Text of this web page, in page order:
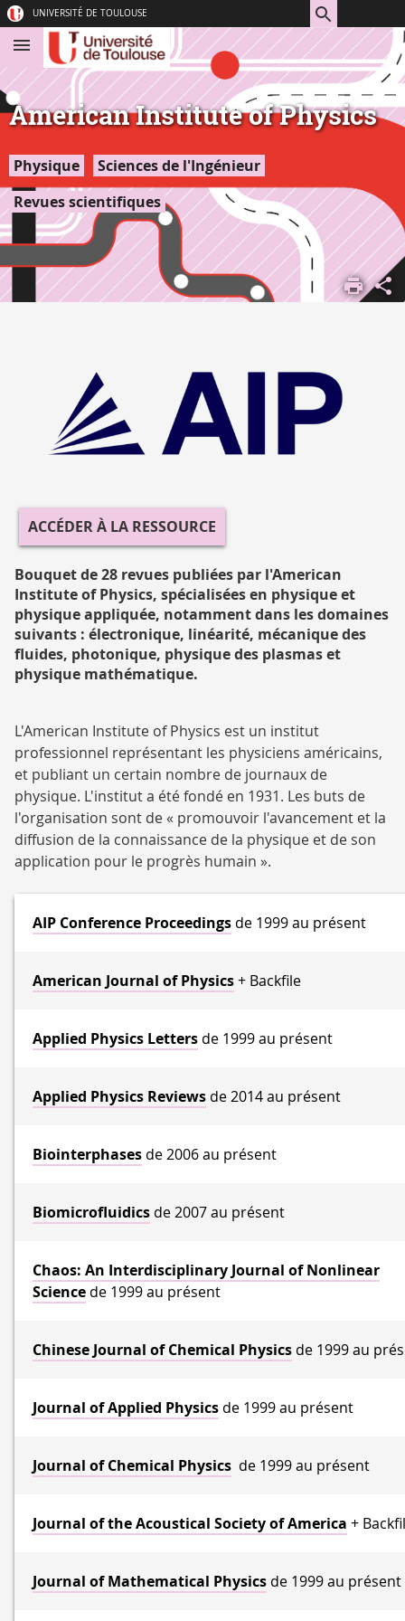
au
contenu
directs
UNIVERSITÉ DE TOULOUSE
American Institute of Physics
Physique
Sciences de l'Ingénieur
Revues scientifiques
ACCUEIL
DOCUMENTATION
AIP
ACCÉDER À LA RESSOURCE
Bouquet de 28 revues publiées par l'American
Institute of Physics, spécialisées en physique et
physique appliquée, notamment dans les domaines
suivants : électronique, linéarité, mécanique des
fluides, photonique, physique des plasmas et
physique mathématique.
L'American Institute of Physics est un institut
professionnel représentant les physiciens américains,
et publiant un certain nombre de journaux de
physique. L'institut a été fondé en 1931. Les buts de
l'organisation sont de « promouvoir l'avancement et la
diffusion de la connaissance de la physique et de son
application pour le progrès humain ».
AIP Conference Proceedings de 1999 au présent
American Journal of Physics+ Backfile
Applied Physics Letters de 1999 au présent
Applied Physics Reviews de 2014 au présent
Biointerphases de 2006 au présent
Biomicrofluidics de 2007 au présent
Chaos: An Interdisciplinary Journal of Nonlinear
Science de 1999 au présent
Chinese Journal of Chemical Physics de 1999 au
Journal of Applied Physics de 1999 au présent
Journal of Chemical Physics de 1999 au présent
Journal of the Acoustical Society of America +
Journal of Mathematical Physics de 1999 au présent